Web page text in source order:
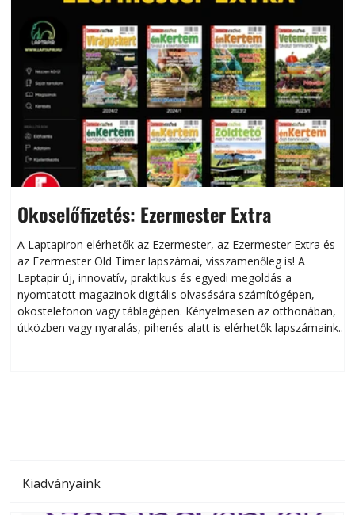
Okoselőfizetés: Ezermester Extra
A Laptapiron elérhetők az Ezermester, az Ezermester Extra és
az Ezermester Old Timer lapszámai, visszamenőleg is! A
Laptapir új, innovatív, praktikus és egyedi megoldás a
nyomtatott magazinok digitális olvasására számítógépen,
okostelefonon vagy táblagépen. Kényelmesen az otthonában,
útközben vagy nyaralás, pihenés alatt is elérhetők lapszámaink.
Kiadványaink